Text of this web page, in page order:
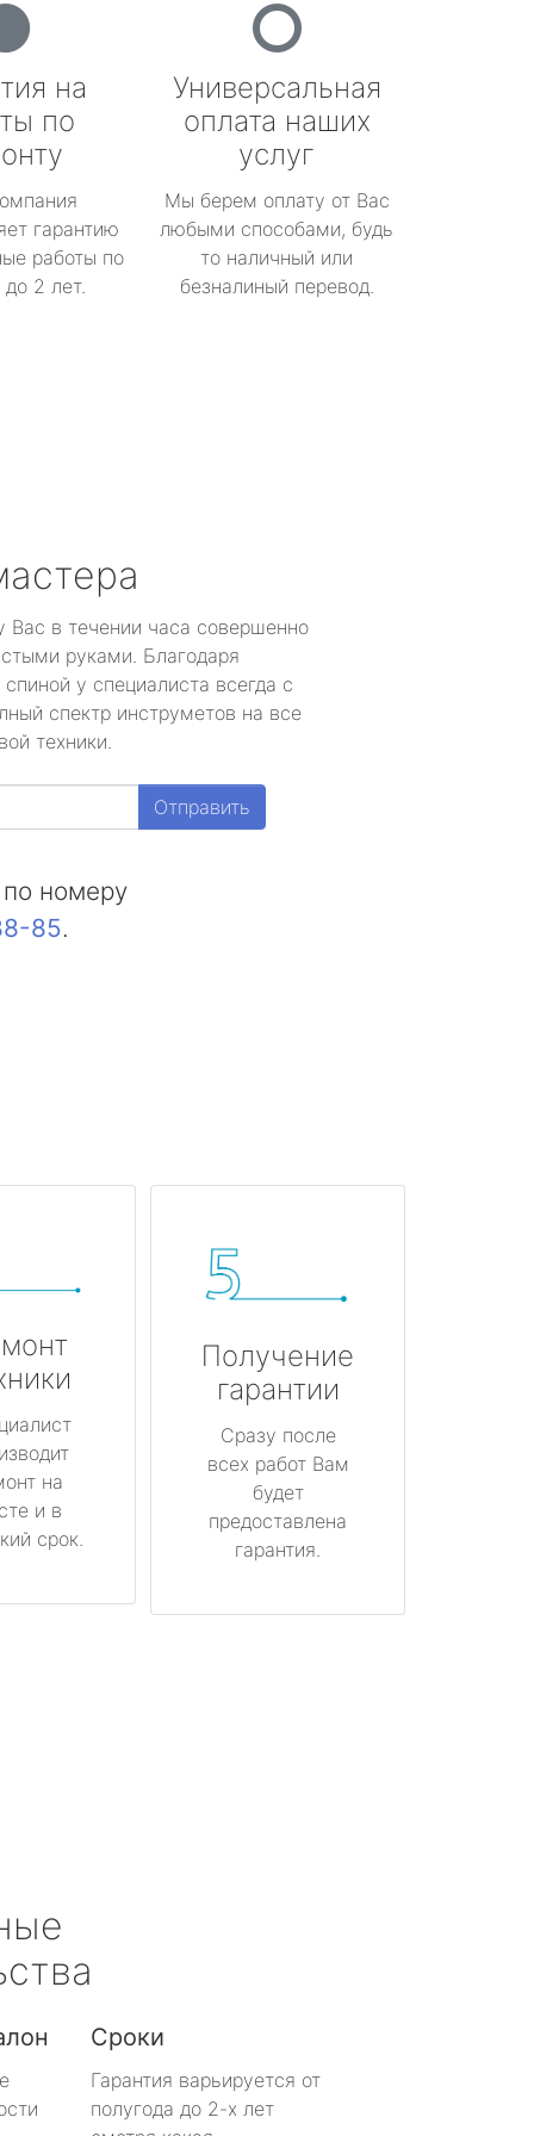
на
по
гарантию
работы по
2 лет.
Универсальная
оплата наших
услуг
Мы берем оплату от Вас
любыми способами, будь
то наличный или
безналиный перевод.
Вас в течении часа совершенно
руками. Благодаря
у специалиста всегда с
спектр инструметов на все
техники.
Отправить
номеру
85.
на
и в
срок.
Получение
гарантии
Сразу после
всех работ Вам
будет
предоставлена
гарантия.
Сроки
Гарантия варьируется от
полугода до 2-х лет